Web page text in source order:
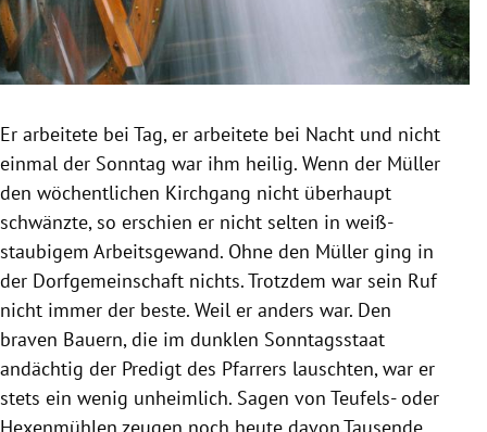
Untermenü
Untermenü
Untermenü
Er arbeitete bei Tag, er arbeitete bei Nacht und nicht
einmal der Sonntag war ihm heilig. Wenn der Müller
den wöchentlichen Kirchgang nicht überhaupt
schwänzte, so erschien er nicht selten in weiß-
staubigem Arbeitsgewand. Ohne den Müller ging in
der Dorfgemeinschaft nichts. Trotzdem war sein Ruf
nicht immer der beste. Weil er anders war. Den
braven Bauern, die im dunklen Sonntagsstaat
andächtig der Predigt des Pfarrers lauschten, war er
stets ein wenig unheimlich. Sagen von Teufels- oder
Hexenmühlen zeugen noch heute davon.Tausende